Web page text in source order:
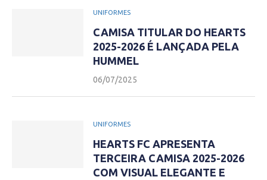
UNIFORMES
CAMISA TITULAR DO HEARTS
2025-2026 É LANÇADA PELA
HUMMEL
06/07/2025
UNIFORMES
HEARTS FC APRESENTA
TERCEIRA CAMISA 2025-2026
COM VISUAL ELEGANTE E